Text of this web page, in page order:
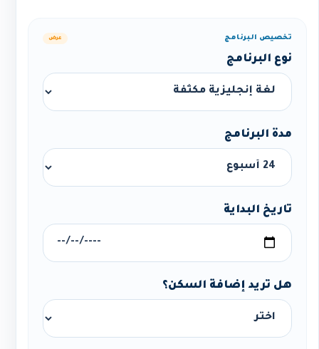
تخصيص البرنامج عرض
نوع البرنامج
مدة البرنامج
تاريخ البداية
هل تريد إضافة السكن؟